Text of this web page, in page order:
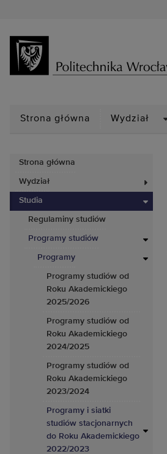
Strona główna Wydział
Strona główna
Wydział
Studia
Regulaminy studiów
Programy studiów
Programy
Programy studiów od
Roku Akademickiego
2025/2026
Programy studiów od
Roku Akademickiego
2024/2025
Programy studiów od
Roku Akademickiego
2023/2024
Programy i siatki
studiów stacjonarnych
do Roku Akademickiego
2022/2023